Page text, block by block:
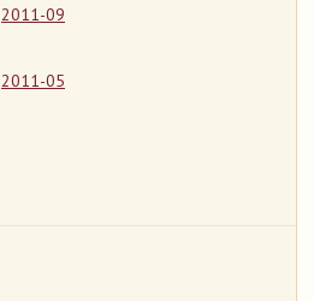
2011-09
2011-05